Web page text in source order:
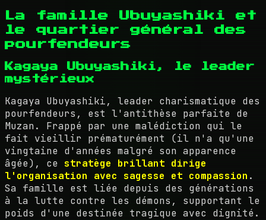
La famille Ubuyashiki et
le quartier général des
pourfendeurs
Kagaya Ubuyashiki, le leader
mystérieux
Kagaya Ubuyashiki, leader charismatique des
pourfendeurs, est l'antithèse parfaite de
Muzan. Frappé par une malédiction qui le
fait vieillir prématurément (il n'a qu'une
vingtaine d'années malgré son apparence
âgée), ce stratège brillant dirige
l'organisation avec sagesse et compassion .
Sa famille est liée depuis des générations
à la lutte contre les démons, supportant le
poids d'une destinée tragique avec dignité.